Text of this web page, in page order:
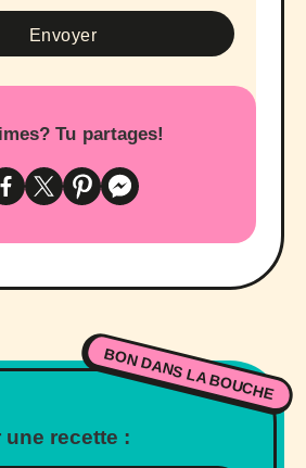
Tu partages!
BON DANS LA BOUCHE
recette :